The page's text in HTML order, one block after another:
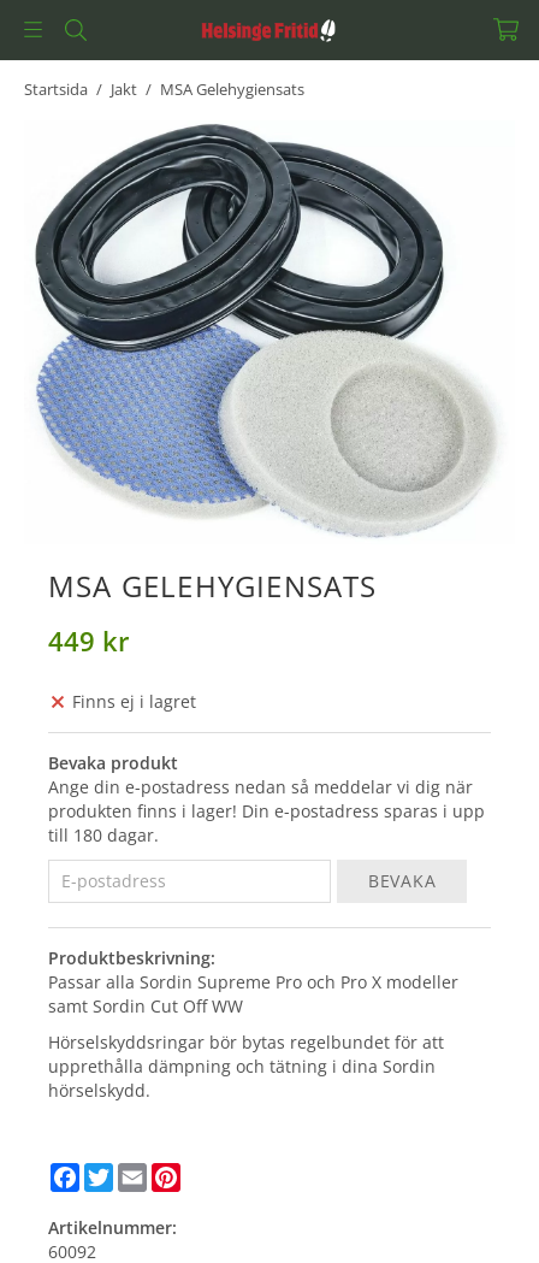
Startsida / Jakt / MSA Gelehygiensats
MSA GELEHYGIENSATS
449 kr
Finns ej i lagret
Bevaka produkt
Ange din e-postadress nedan så meddelar vi dig när
produkten finns i lager! Din e-postadress sparas i upp
till 180 dagar.
BEVAKA
Produktbeskrivning:
Passar alla Sordin Supreme Pro och Pro X modeller
samt Sordin Cut Off WW
Hörselskyddsringar bör bytas regelbundet för att
upprethålla dämpning och tätning i dina Sordin
hörselskydd.
Facebook
Twitter
Email
Artikelnummer:
60092